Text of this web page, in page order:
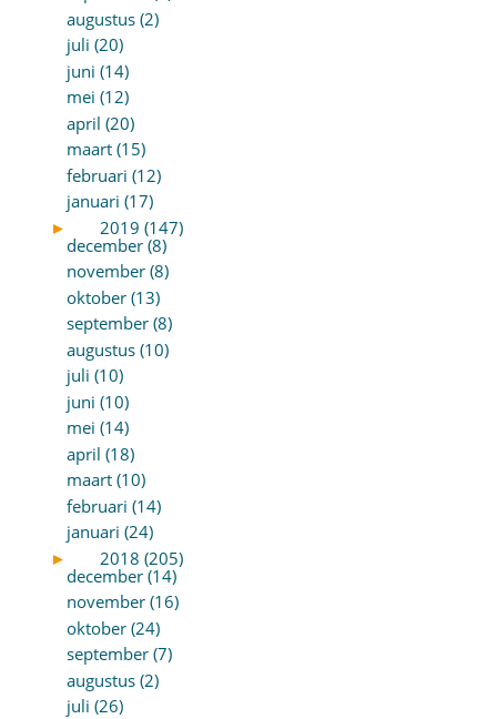
augustus (2)
juli (20)
juni (14)
mei (12)
april (20)
maart (15)
februari (12)
januari (17)
►
2019 (147)
december (8)
november (8)
oktober (13)
september (8)
augustus (10)
juli (10)
juni (10)
mei (14)
april (18)
maart (10)
februari (14)
januari (24)
►
2018 (205)
december (14)
november (16)
oktober (24)
september (7)
augustus (2)
juli (26)